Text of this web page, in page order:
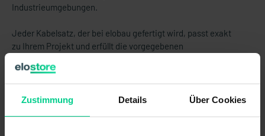
Zustimmung Details Über Cookies
Industrieumgebungen.
Jeder Kabelsatz, der bei elobau gefertigt wird, passt exakt
zu Ihrem Projekt und erfüllt die vorgegebenen
Produktmerkmale